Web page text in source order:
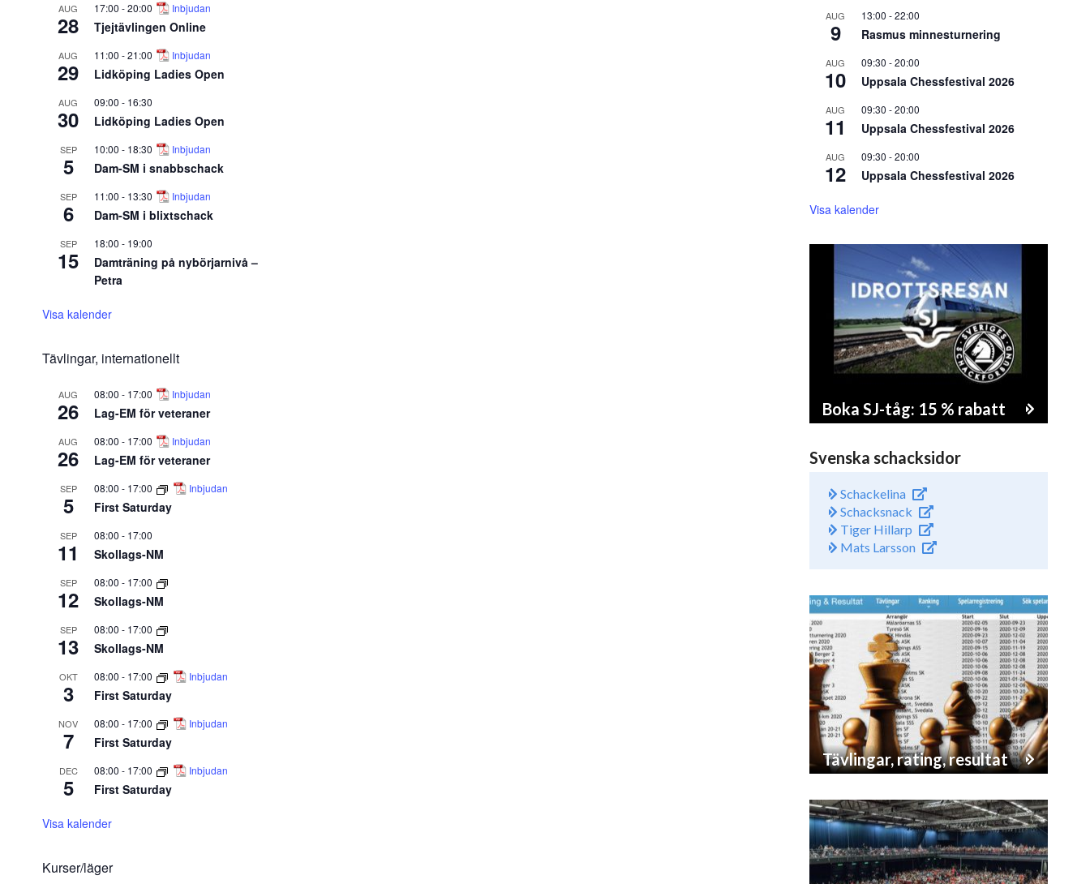
AUG
28
17:00 -20:00 Inbjudan
Tjejtävlingen Online
AUG
29
11:00 -21:00 Inbjudan
Lidköping Ladies Open
AUG
30
09:00 - 16:30
Lidköping Ladies Open
SEP
5
10:00 - 18:30 Inbjudan
Dam-SM i snabbschack
SEP
6
11:00 - 13:30 Inbjudan
Dam-SM i blixtschack
SEP
15
18:00 - 19:00
Damträning på nybörjarnivå –
Petra
Visa kalender
Tävlingar, internationellt
AUG
26
08:00 - 17:00 Inbjudan
Lag-EM för veteraner
AUG
26
08:00 - 17:00 Inbjudan
Lag-EM för veteraner
SEP
5
08:00 - 17:00 Inbjudan
First Saturday
SEP
11
08:00 - 17:00
Skollags-NM
SEP
12
08:00 - 17:00
Skollags-NM
SEP
13
08:00 - 17:00
Skollags-NM
OKT
3
08:00 - 17:00 Inbjudan
First Saturday
NOV
7
08:00 - 17:00 Inbjudan
First Saturday
DEC
5
08:00 - 17:00 Inbjudan
First Saturday
Visa kalender
Kurser/läger
AUG
9
13:00 -22:00
Rasmus minnesturnering
AUG
10
09:30 -20:00
Uppsala Chessfestival 2026
AUG
11
09:30 -20:00
Uppsala Chessfestival 2026
AUG
12
09:30 -20:00
Uppsala Chessfestival 2026
Visa kalender
Boka SJ-tåg: 15 % rabatt
Svenska schacksidor
Schackelina
Schacksnack
Tiger Hillarp
Mats Larsson
Tävlingar, rating, resultat